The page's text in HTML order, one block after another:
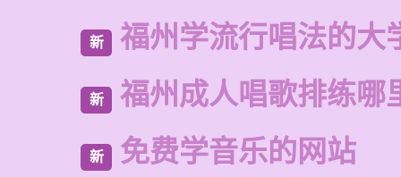
新 福州学流行唱法的大
新 福州成人唱歌排练哪
新 免费学音乐的网站